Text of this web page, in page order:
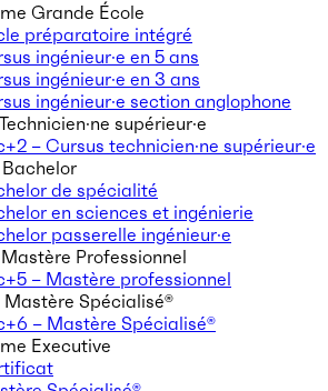
Grande École
préparatoire intégré
ingénieur·e en 5 ans
ingénieur·e en 3 ans
ingénieur·e section anglophone
supérieur·e
– Cursus technicien·ne supérieur·e
de spécialité
en sciences et ingénierie
passerelle ingénieur·e
Professionnel
– Mastère professionnel
Spécialisé®
– Mastère Spécialisé®
Executive